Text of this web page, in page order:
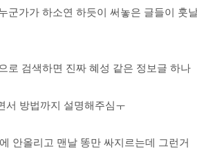
군가가 하소연 하듯이 써놓은 글들이 훗
로 검색하면 진짜 혜성 같은 정보글 하나
서 방법까지 설명해주심ㅜ
안올리고 맨날 똥만 싸지르는데 그런거